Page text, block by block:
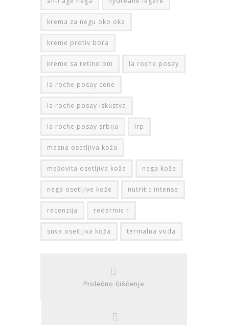
krema za negu oko oka
kreme protiv bora
kreme sa retinolom la roche posay
la roche posay cene
la roche posay iskustva
la roche posay srbija lrp
masna osetljiva koža
mešovita osetljiva koža nega kože
nega osetljive kože nutritic intense
recenzija redermic r
suva osetljiva koža termalna voda
Prolećno čišćenje